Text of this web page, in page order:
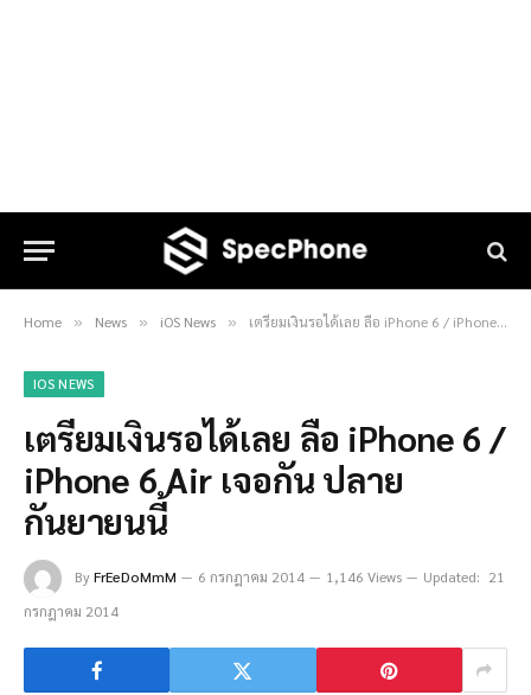
Home » News » iOS News » เตรียมเงินรอได้เลย ลือ iPhone 6 / iPhone 6 Air เจอกัน ปลายกันยายนนี้
IOS NEWS
เตรียมเงินรอได้เลย ลือ iPhone 6 /
iPhone 6 Air เจอกัน ปลาย
กันยายนนี้
ByFrEeDoMmM 6 กรกฎาคม 2014 1,146 Views Updated: 21
กรกฎาคม 2014